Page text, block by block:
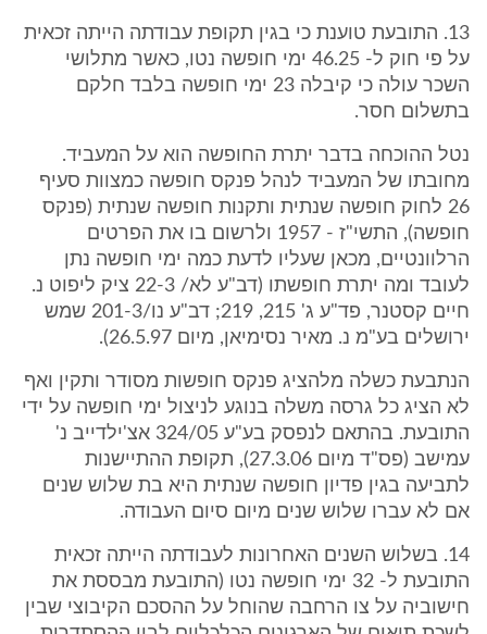
13. התובעת טוענת כי בגין תקופת עבודתה הייתה זכאית
על פי חוק ל- 46.25 ימי חופשה נטו, כאשר מתלושי
השכר עולה כי קיבלה 23 ימי חופשה בלבד חלקם
בתשלום חסר.
נטל ההוכחה בדבר יתרת החופשה הוא על המעביד.
מחובתו של המעביד לנהל פנקס חופשה כמצוות סעיף
26 לחוק חופשה שנתית ותקנות חופשה שנתית (פנקס
חופשה), התשי"ז - 1957 ולרשום בו את הפרטים
הרלוונטיים, מכאן שעליו לדעת כמה ימי חופשה נתן
לעובד ומה יתרת חופשתו (דב"ע לא/ 22-3 ציק ליפוט נ.
חיים קסטנר, פד"ע ג' 215, 219; דב"ע נו/201-3 שמש
ירושלים בע"מ נ. מאיר נסימיאן, מיום 26.5.97).
הנתבעת כשלה מלהציג פנקס חופשות מסודר ותקין ואף
לא הציג כל גרסה משלה בנוגע לניצול ימי חופשה על ידי
התובעת. בהתאם לנפסק בע"ע 324/05 אצ'ילדייב נ'
עמישב (פס"ד מיום 27.3.06), תקופת ההתיישנות
לתביעה בגין פדיון חופשה שנתית היא בת שלוש שנים
אם לא עברו שלוש שנים מיום סיום העבודה.
14. בשלוש השנים האחרונות לעבודתה הייתה זכאית
התובעת ל- 32 ימי חופשה נטו (התובעת מבססת את
חישוביה על צו הרחבה שהוחל על ההסכם הקיבוצי שבין